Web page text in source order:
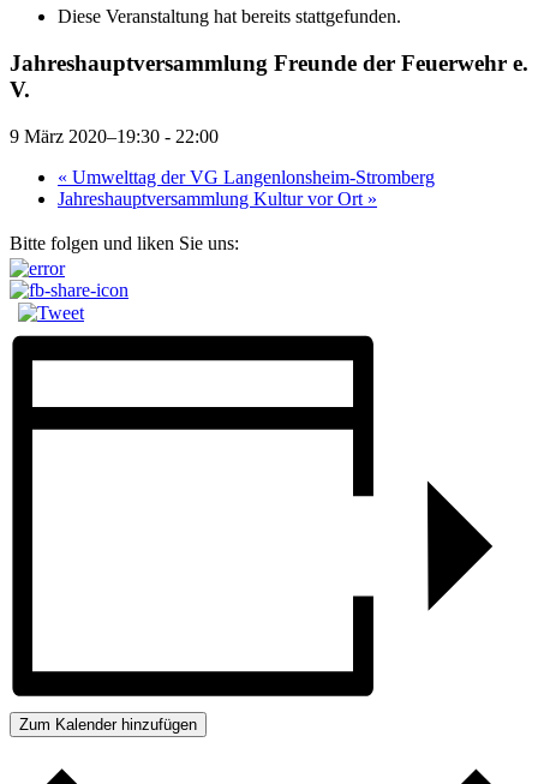
Diese Veranstaltung hat bereits stattgefunden.
Jahreshauptversammlung Freunde der Feuerwehr e.
V.
9 März 2020–19:30 - 22:00
« Umwelttag der VG Langenlonsheim-Stromberg
Jahreshauptversammlung Kultur vor Ort »
Bitte folgen und liken Sie uns:
Zum Kalender hinzufügen